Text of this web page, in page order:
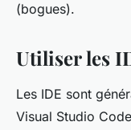
(bogues).
Utiliser les
Les IDE sont
Visual Studio